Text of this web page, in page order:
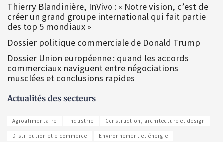
Thierry Blandinière, InVivo : « Notre vision, c’est de
créer un grand groupe international qui fait partie
des top 5 mondiaux »
Dossier politique commerciale de Donald Trump
Dossier Union européenne : quand les accords
commerciaux naviguent entre négociations
musclées et conclusions rapides
Actualités des secteurs
Agroalimentaire Industrie Construction, architecture et design
Distribution et e-commerce Environnement et énergie